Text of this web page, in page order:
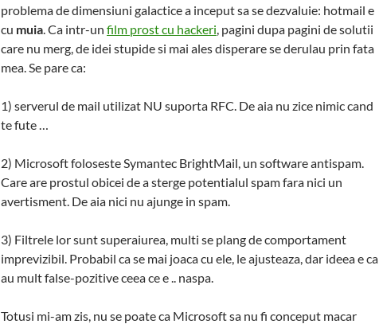
problema de dimensiuni galactice a inceput sa se dezvaluie: hotmail e
cu muia. Ca intr-un film prost cu hackeri, pagini dupa pagini de solutii
care nu merg, de idei stupide si mai ales disperare se derulau prin fata
mea. Se pare ca:
1) serverul de mail utilizat NU suporta RFC. De aia nu zice nimic cand
te fute …
2) Microsoft foloseste Symantec BrightMail, un software antispam.
Care are prostul obicei de a sterge potentialul spam fara nici un
avertisment. De aia nici nu ajunge in spam.
3) Filtrele lor sunt superaiurea, multi se plang de comportament
imprevizibil. Probabil ca se mai joaca cu ele, le ajusteaza, dar ideea e ca
au mult false-pozitive ceea ce e .. naspa.
Totusi mi-am zis, nu se poate ca Microsoft sa nu fi conceput macar